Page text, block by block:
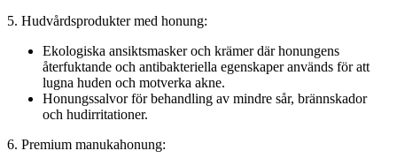
5. Hudvårdsprodukter med honung:
Ekologiska ansiktsmasker och krämer där honungens
återfuktande och antibakteriella egenskaper används för att
lugna huden och motverka akne.
Honungssalvor för behandling av mindre sår, brännskador
och hudirritationer.
6. Premium manukahonung: